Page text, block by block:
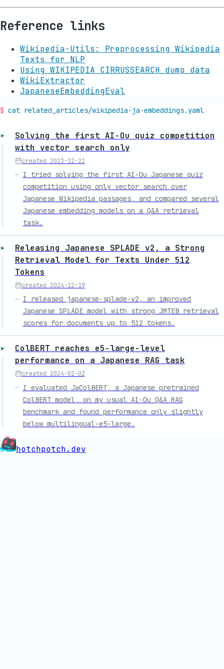
Reference links
Wikipedia-Utils: Preprocessing Wikipedia
Texts for NLP
Using WIKIPEDIA CIRRUSSEARCH dump data
WikiExtractor
JapaneseEmbeddingEval
cat related_articles/wikipedia-ja-embeddings.yaml
Solving the first AI-Ou quiz competition
with vector search only
created 2023-12-21
I tried solving the first AI-Ou Japanese quiz
competition using only vector search over
Japanese Wikipedia passages, and compared several
Japanese embedding models on a Q&A retrieval
task.
Releasing Japanese SPLADE v2, a Strong
Retrieval Model for Texts Under 512
Tokens
created 2024-12-19
I released japanese-splade-v2, an improved
Japanese SPLADE model with strong JMTEB retrieval
scores for documents up to 512 tokens.
ColBERT reaches e5-large-level
performance on a Japanese RAG task
created 2024-02-02
I evaluated JaColBERT, a Japanese pretrained
ColBERT model, on my usual AI-Ou Q&A RAG
benchmark and found performance only slightly
below multilingual-e5-large.
hotchpotch.dev